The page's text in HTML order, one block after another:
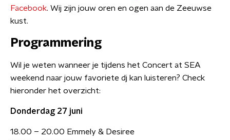
Facebook. Wij zijn jouw oren en ogen aan de Zeeuwse
kust.
Programmering
Wil je weten wanneer je tijdens het Concert at SEA
weekend naar jouw favoriete dj kan luisteren? Check
hieronder het overzicht:
Donderdag 27 juni
18.00 – 20.00 Emmely & Desiree